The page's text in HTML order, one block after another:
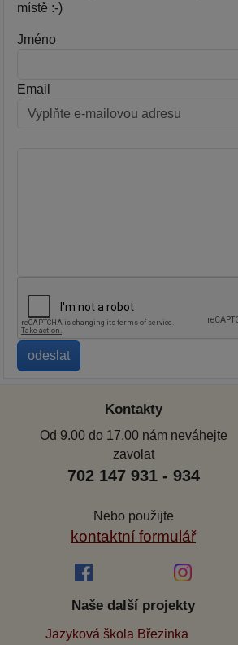
místě :-)
Jméno
Email
Kontakty
Od 9.00 do 17.00 nám neváhejte
zavolat
702 147 931 - 934
Nebo použijte
kontaktní formulář
Naše další projekty
Jazyková škola Březinka